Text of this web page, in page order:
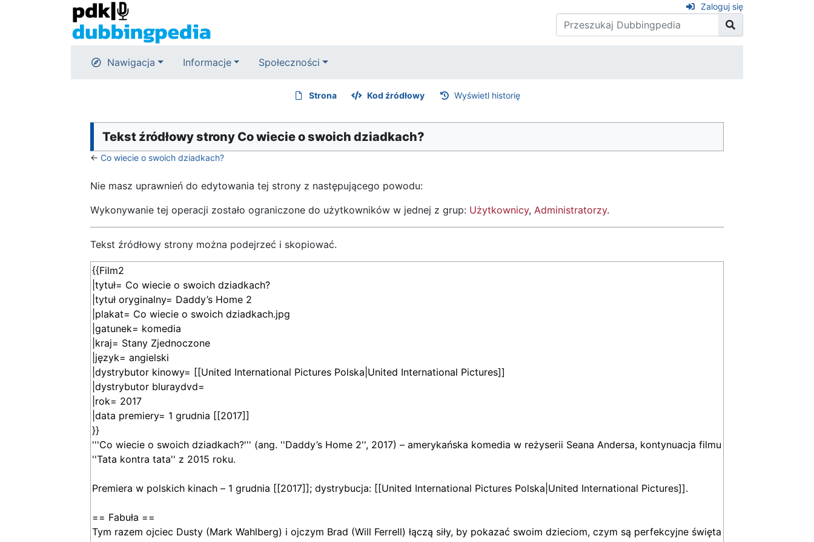
Zaloguj się
Nawigacja Informacje Społeczności
Strona Kod źródłowy Wyświetl historię
Tekst źródłowy strony Co wiecie o swoich dziadkach?
← Co wiecie o swoich dziadkach?
Nie masz uprawnień do edytowania tej strony z następującego powodu:
Wykonywanie tej operacji zostało ograniczone do użytkowników w jednej z grup: Użytkownicy, Administratorzy.
Tekst źródłowy strony można podejrzeć i skopiować.